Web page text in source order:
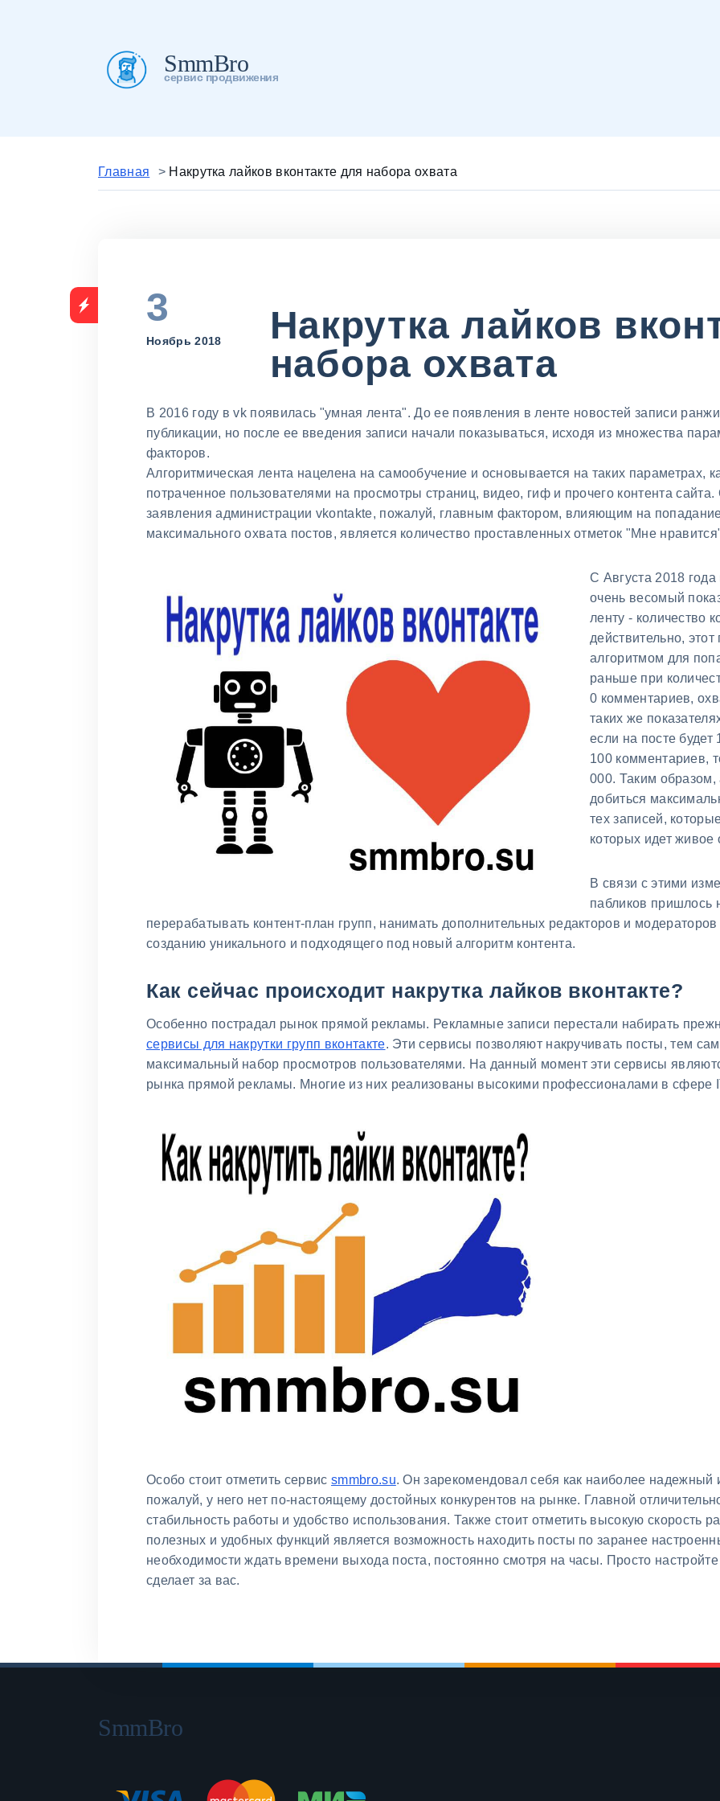
SmmBro
сервис продвижения
Главная > Накрутка лайков вконтакте для набора охвата
3
Ноябрь 2018
Накрутка лайков
набора охвата
В 2016 году в vk появилась "умная лента". До ее появления в ленте новостей записи
публикации, но после ее введения записи начали показываться, исходя из множества
факторов.
Алгоритмическая лента нацелена на самообучение и основывается на таких параметрах,
потраченное пользователями на просмотры страниц, видео, гиф и прочего контента
заявления администрации vkontakte, пожалуй, главным фактором, влияющим на
максимального охвата постов, является количество проставленных отметок "Мне
С Августа 2018
очень весомый
ленту - количество
действительно,
алгоритмом для
раньше при
0 комментариев,
таких же
если на посте
100 комментариев,
000. Таким образом,
добиться
тех записей,
которых идет живое
В связи с этими
пабликов пришлось
перерабатывать контент-план групп, нанимать дополнительных редакторов и
созданию уникального и подходящего под новый алгоритм контента.
Как сейчас происходит накрутка лайков вконтакте?
Особенно пострадал рынок прямой рекламы. Рекламные записи перестали набирать
сервисы для накрутки групп вконтакте. Эти сервисы позволяют накручивать посты, тем
максимальный набор просмотров пользователями. На данный момент эти сервисы
рынка прямой рекламы. Многие из них реализованы высокими профессионалами в сфере
Особо стоит отметить сервис smmbro.su. Он зарекомендовал себя как наиболее
пожалуй, у него нет по-настоящему достойных конкурентов на рынке. Главной
стабильность работы и удобство использования. Также стоит отметить высокую скорость
полезных и удобных функций является возможность находить посты по заранее
необходимости ждать времени выхода поста, постоянно смотря на часы. Просто настройте
сделает за вас.
SmmBro